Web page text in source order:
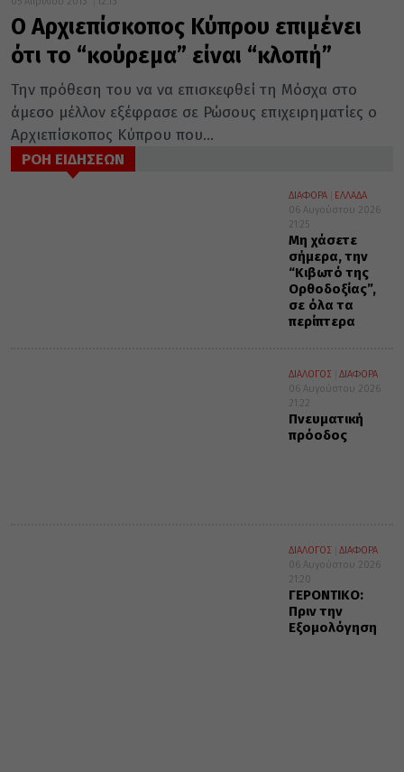
Ο Αρχιεπίσκοπος Κύπρου επιμένει
ότι το “κούρεμα” είναι “κλοπή”
Την πρόθεση του να να επισκεφθεί τη Μόσχα στο
άμεσο μέλλον εξέφρασε σε Ρώσους επιχειρηματίες ο
Αρχιεπίσκοπος Κύπρου που...
ΡΟΗ ΕΙΔΗΣΕΩΝ
ΔΙΑΦΟΡΑ
ΕΛΛΑΔΑ
06 Αυγούστου 2026
21:25
Μη χάσετε
σήμερα, την
“Κιβωτό της
Ορθοδοξίας”,
σε όλα τα
περίπτερα
ΔΙΑΛΟΓΟΣ
ΔΙΑΦΟΡΑ
06 Αυγούστου 2026
21:22
Πνευματική
πρόοδος
ΔΙΑΛΟΓΟΣ
ΔΙΑΦΟΡΑ
06 Αυγούστου 2026
21:20
ΓΕΡΟΝΤΙΚΟ:
Πριν την
Εξομολόγηση